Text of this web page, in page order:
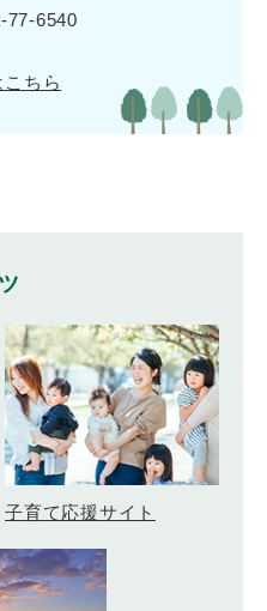
6540
ちら
子育て応援サイト